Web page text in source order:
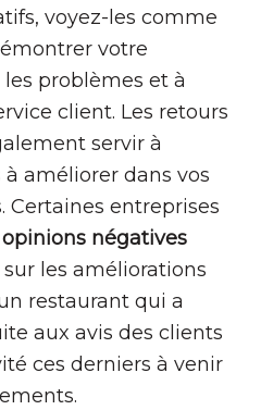
voyez-les comme
votre
problèmes et à
client. Les retours
servir à
améliorer dans vos
Certaines entreprises
opinions négatives
les améliorations
restaurant qui a
aux avis des clients
ces derniers à venir